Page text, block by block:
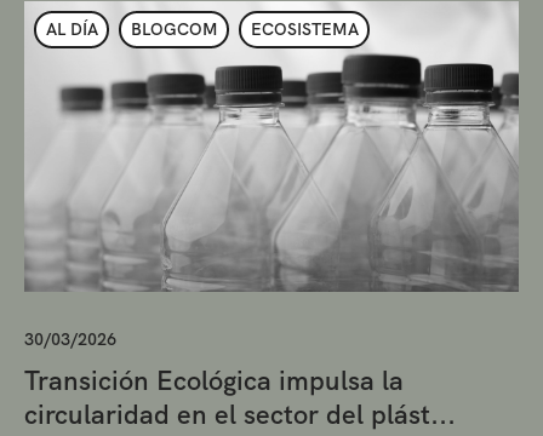
AL DÍA BLOGCOM ECOSISTEMA
30/03/2026
Transición Ecológica impulsa la
circularidad en el sector del plást...